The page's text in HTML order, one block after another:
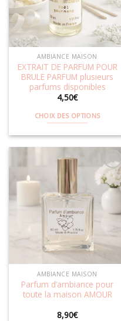
être
choisies
sur
la
page
du
produit
AMBIANCE MAISON
EXTRAIT DE PARFUM POUR
BRULE PARFUM plusieurs
parfums disponibles
4,50€
CHOIX DES OPTIONS
plusieurs
variations.
Les
options
peuvent
être
choisies
sur
la
page
du
Ajouter
à la
wishlist
AMBIANCE MAISON
Parfum d’ambiance pour
toute la maison AMOUR
8,90€